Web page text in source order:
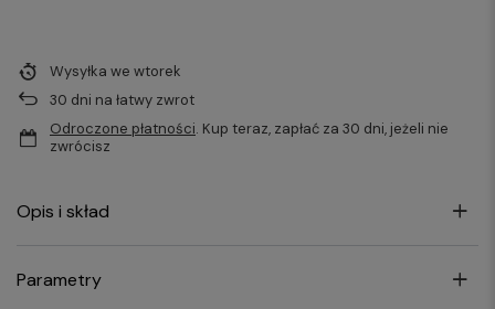
Wysyłka we wtorek
30 dni na łatwy zwrot
Odroczone płatności. Kup teraz, zapłać za 30 dni, jeżeli nie
zwrócisz
Opis i skład
Parametry